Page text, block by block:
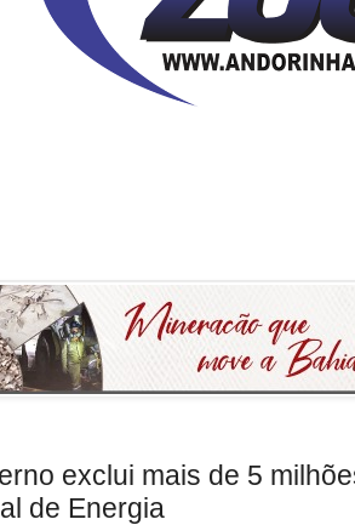
exclui mais de 5
de Energia